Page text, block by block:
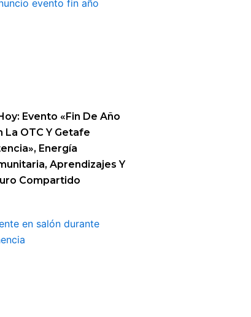
Evento «Fin De Año
La OTC Y Getafe
Energía
Aprendizajes Y
Compartido